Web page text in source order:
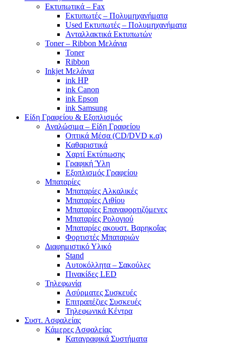
Εκτυπωτικά – Fax
Εκτυπωτές – Πολυμηχανήματα
Used Εκτυπωτές – Πολυμηχανήματα
Ανταλλακτικά Εκτυπωτών
Toner – Ribbon Μελάνια
Toner
Ribbon
Inkjet Μελάνια
ink HP
ink Canon
ink Epson
ink Samsung
Είδη Γραφείου & Εξοπλισμός
Αναλώσιμα – Είδη Γραφείου
Οπτικά Μέσα (CD/DVD κ.α)
Καθαριστικά
Χαρτί Εκτύπωσης
Γραφική Ύλη
Εξοπλισμός Γραφείου
Μπαταρίες
Μπαταρίες Αλκαλικές
Μπαταρίες Λιθίου
Μπαταρίες Επαναφορτιζόμενες
Μπαταρίες Ρολογιού
Μπαταρίες ακουστ. Βαρηκοΐας
Φορτιστές Μπαταριών
Διαφημιστικό Υλικό
Stand
Αυτοκόλλητα – Σακούλες
Πινακίδες LED
Τηλεφωνία
Ασύρματες Συσκευές
Επιτραπέζιες Συσκευές
Τηλεφωνικά Κέντρα
Συστ. Ασφαλείας
Κάμερες Ασφαλείας
Καταγραφικά Συστήματα